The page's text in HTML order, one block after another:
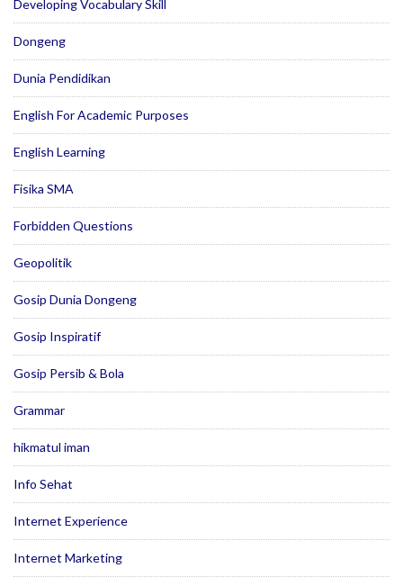
Developing Vocabulary Skill
Dongeng
Dunia Pendidikan
English For Academic Purposes
English Learning
Fisika SMA
Forbidden Questions
Geopolitik
Gosip Dunia Dongeng
Gosip Inspiratif
Gosip Persib & Bola
Grammar
hikmatul iman
Info Sehat
Internet Experience
Internet Marketing